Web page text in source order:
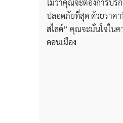
ไม่ว่าคุณจะต้องการบริ
ปลอดภัยที่สุด ด้วยราค
สไลด์” คุณจะมั่นใจในค
ดอนเมือง